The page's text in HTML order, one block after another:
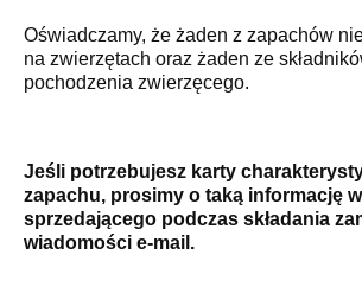
Oświadczamy, że żaden z zapachów
na zwierzętach oraz żaden ze
pochodzenia zwierzęcego.
Jeśli potrzebujesz karty
zapachu, prosimy o taką informację
sprzedającego podczas składania
wiadomości e-mail.